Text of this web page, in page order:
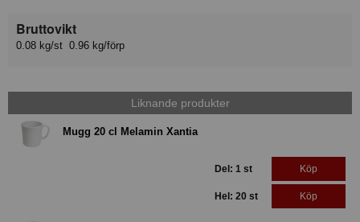
Bruttovikt
0.08 kg/st 0.96 kg/förp
Liknande produkter
Mugg 20 cl Melamin Xantia
Del: 1 st Köp
Hel: 20 st Köp